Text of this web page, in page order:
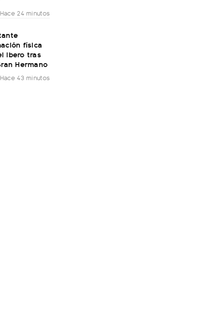
Hace 24 minutos
física
Ibero tras
Hermano
Hace 43 minutos